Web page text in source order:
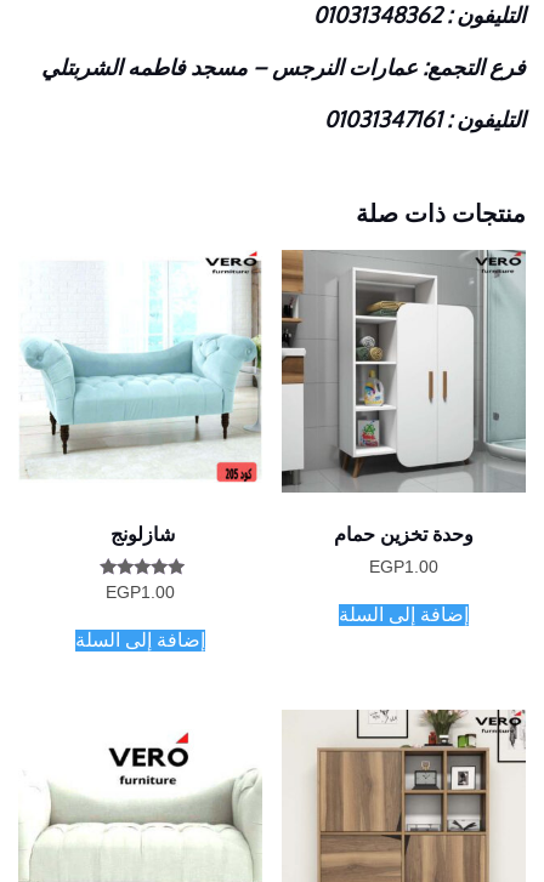
التليفون : 01031348362
فرع التجمع: عمارات النرجس – مسجد فاطمه الشربتلي
التليفون : 01031347161
منتجات ذات صلة
وحدة تخزين حمام
EGP1.00
إضافة إلى السلة
شازلونج
تم التقييم
EGP1.00
إضافة إلى السلة